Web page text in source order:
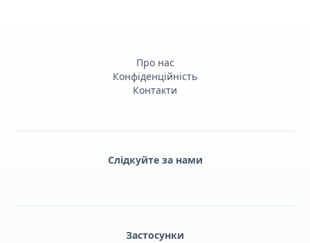
Про нас
Конфіденційність
Контакти
Слідкуйте за нами
Застосунки